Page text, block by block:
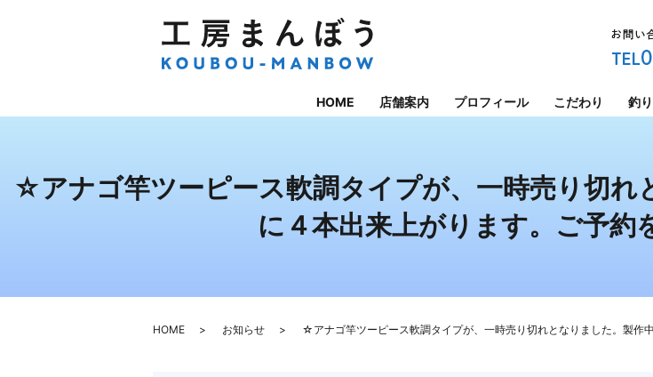
HOME 店舗案内 プロフィール こだわり 釣
☆アナゴ竿ツーピース軟調タイプが、一時売り切れ
に４本出来上がります。ご予約
HOME お知らせ ☆アナゴ竿ツーピース軟調タイプが、一時売り切れとなりました。製作